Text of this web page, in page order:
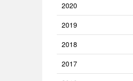
2020
2019
2018
2017